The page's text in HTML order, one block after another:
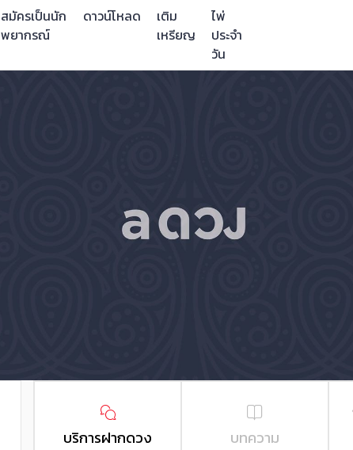
สมัครเป็นนัก
พยากรณ์
ดาวน์โหลด
เติม
เหรียญ
ไพ่
ประจำ
วัน
บริการฝากดวง บทความ